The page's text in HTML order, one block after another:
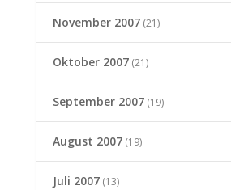
November 2007(21)
Oktober 2007(21)
September 2007(19)
August 2007(19)
Juli 2007(13)